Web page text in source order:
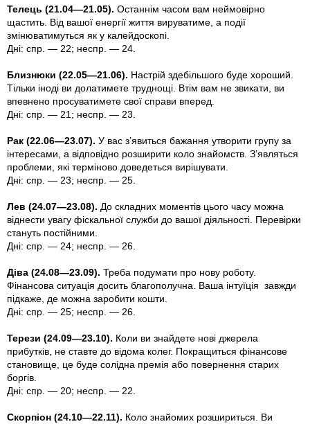
Телець (21.04—21.05). Останнiм часом вам неймовiрно
щастить. Від вашої енергії життя вируватиме, а події
змінюватимуться як у калейдоскопі.
Дні: спр. — 22; неспр. — 24.
Близнюки (22.05—21.06). Настрій здебільшого буде хороший.
Тільки іноді ви долатимете труднощi. Втiм вам не звикати, ви
впевнено просуватимете свої справи вперед.
Дні: спр. — 21; неспр. — 23.
Рак (22.06—23.07). У вас з’явиться бажання утворити групу за
iнтересами, а вiдповiдно розширити коло знайомств. З’являться
проблеми, які термiново доведеться вирішувати.
Дні: спр. — 23; неспр. — 25.
Лев (24.07—23.08). До складних моментів цього часу можна
віднести увагу фiскальної служби до вашої дiяльностi. Перевірки
стануть постійними.
Дні: спр. — 24; неспр. — 26.
Діва (24.08—23.09). Треба подумати про нову роботу.
Фінансова ситуацiя досить благополучна. Ваша iнтуїцiя завжди
підкаже, де можна заробити кошти.
Дні: спр. — 25; неспр. — 26.
Терези (24.09—23.10). Коли ви знайдете нові джерела
прибутків, не ставте до відома колег. Покращиться фiнансове
становище, це буде солідна премія або повернення старих
боргiв.
Дні: спр. — 20; неспр. — 22.
Скорпіон (24.10—22.11). Коло знайомих розшириться. Ви